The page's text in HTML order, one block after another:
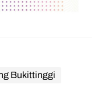
Bukittinggi